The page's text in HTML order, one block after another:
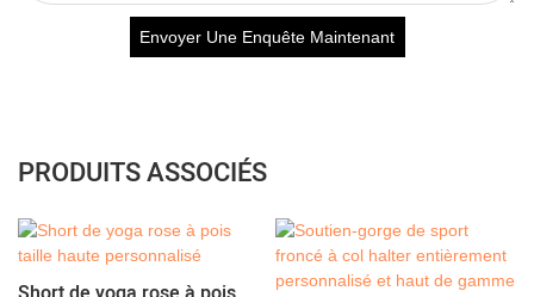
Envoyer Une Enquête Maintenant
PRODUITS ASSOCIÉS